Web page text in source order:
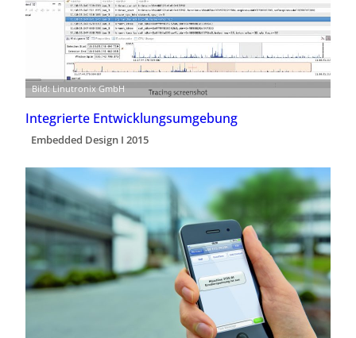
Bild: Linutronix GmbH
Integrierte Entwicklungsumgebung
Embedded Design I 2015